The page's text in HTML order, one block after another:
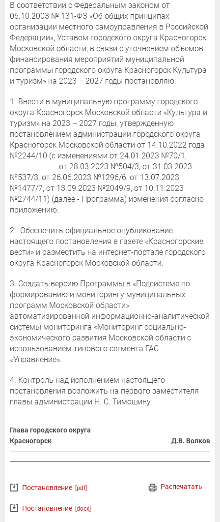
В соответствии с Федеральным законом от
06.10.2003 № 131-ФЗ «Об общих принципах
организации местного самоуправления в Российской
Федерации», Уставом городского округа Красногорск
Московской области, в связи с уточнением объемов
финансирования мероприятий муниципальной
программы городского округа Красногорск Культура
и туризм» на 2023 – 2027 годы постановляю:
1. Внести в муниципальную программу городского
округа Красногорск Московской области «Культура и
туризм» на 2023 – 2027 годы, утвержденную
постановлением администрации городского округа
Красногорск Московской области от 14.10.2022 года
№2244/10 (с изменениями от 24.01.2023 №70/1,
от 28.03.2023 №504/3, от 31.03.2023
№537/3, от 26.06.2023 №1296/6, от 13.07.2023
№1477/7, от 13.09.2023 №2049/9, от 10.11.2023
№2744/11) (далее - Программа) изменения согласно
приложению.
2. Обеспечить официальное опубликование
настоящего постановления в газете «Красногорские
вести» и разместить на интернет-портале городского
округа Красногорск Московской области.
3. Создать версию Программы в «Подсистеме по
формированию и мониторингу муниципальных
программ Московской области»
автоматизированной информационно-аналитической
системы мониторинга «Мониторинг социально-
экономического развития Московской области с
использованием типового сегмента ГАС
«Управление».
4. Контроль над исполнением настоящего
постановления возложить на первого заместителя
главы администрации Н. С. Тимошину.
Глава городского округа
Красногорск
Д.В. Волков
Распечатать
Постановление [pdf]
Постановление [docx]